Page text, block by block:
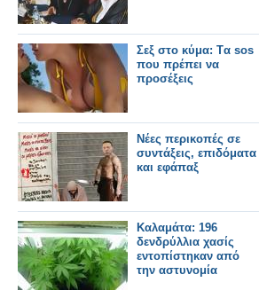
Σεξ στο κύμα: Tα sos
που πρέπει να
προσέξεις
Νέες περικοπές σε
συντάξεις, επιδόματα
και εφάπαξ
Καλαμάτα: 196
δενδρύλλια χασίς
εντοπίστηκαν από
την αστυνομία